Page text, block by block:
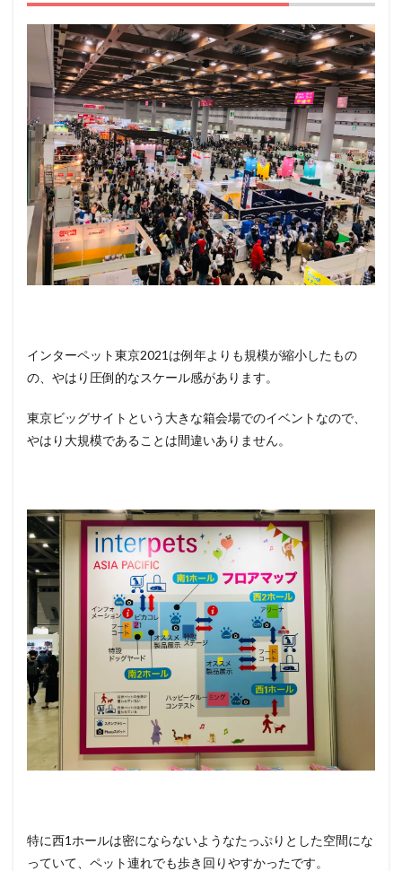
い
やっぱ
りドッ
グフー
ド
9
イン
ター
ペッ
ト東
京
2021
まと
め
インターペット東京2021は例年よりも規模が縮小したもの
の、やはり圧倒的なスケール感があります。
東京ビッグサイトという大きな箱会場でのイベントなので、
やはり大規模であることは間違いありません。
特に西1ホールは密にならないようなたっぷりとした空間にな
っていて、ペット連れでも歩き回りやすかったです。